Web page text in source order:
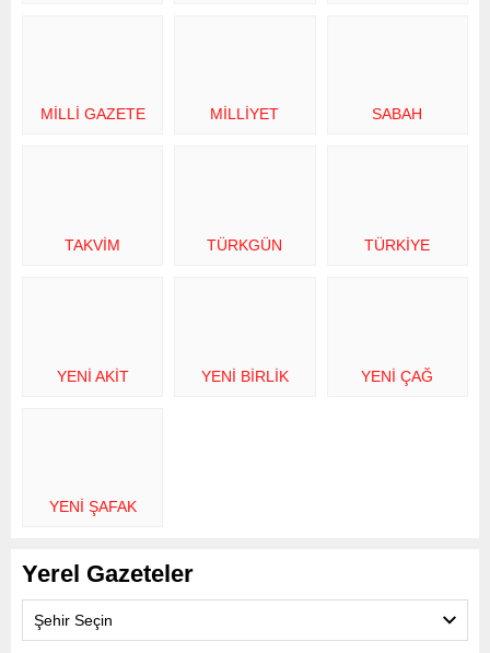
MILLI GAZETE MILLIYET SABAH
TAKVIM TÜRKGÜN TÜRKIYE
YENI AKIT YENI BIRLIK YENI ÇAĞ
YENI ŞAFAK
Yerel Gazeteler
Şehir Seçin